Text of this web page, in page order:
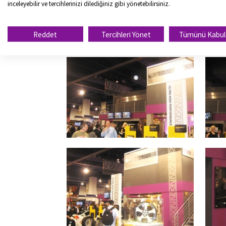
SEMA SHOW
inceleyebilir ve tercihlerinizi dilediğiniz gibi yönetebilirsiniz.
Reddet Tercihleri Yönet Tümünü